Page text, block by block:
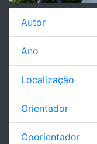
Autor
Ano
Localização
Orientador
Coorientador